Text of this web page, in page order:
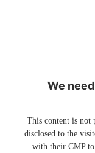
We
This content is not
disclosed to the
with their CMP